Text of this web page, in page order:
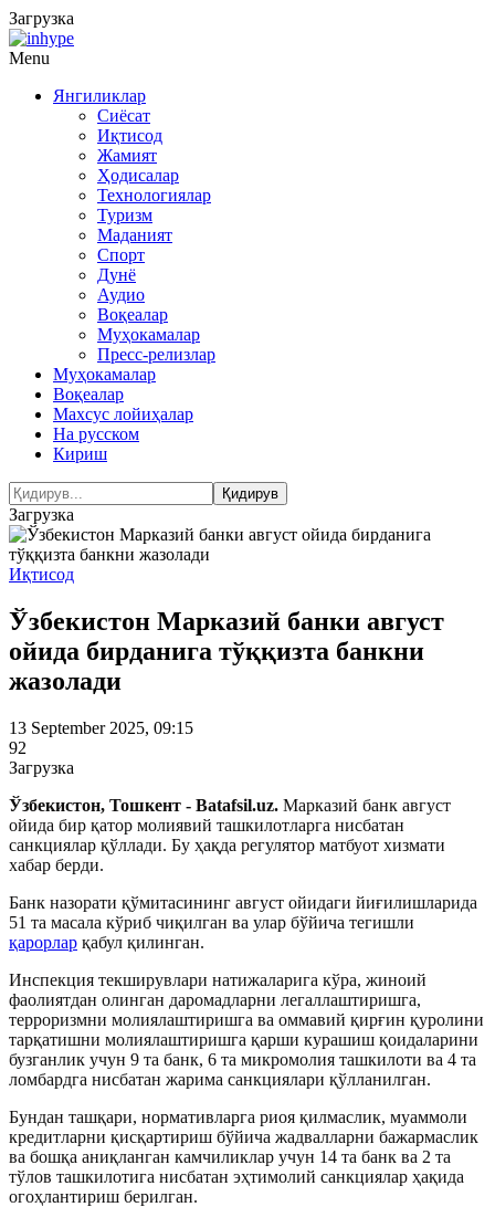
Загрузка
Menu
Янгиликлар
Сиёсат
Иқтисод
Жамият
Ҳодисалар
Технологиялар
Туризм
Маданият
Спорт
Дунё
Аудио
Воқеалар
Муҳокамалар
Пресс-релизлар
Муҳокамалар
Воқеалар
Махсус лойиҳалар
На русском
Кириш
Загрузка
Иқтисод
Ўзбекистон Марказий банки август
ойида бирданига тўққизта банкни
жазолади
13 September 2025, 09:15
92
Загрузка
Ўзбекистон, Тошкент - Batafsil.uz. Марказий банк август
ойида бир қатор молиявий ташкилотларга нисбатан
санкциялар қўллади. Бу ҳақда регулятор матбуот хизмати
хабар берди.
Банк назорати қўмитасининг август ойидаги йиғилишларида
51 та масала кўриб чиқилган ва улар бўйича тегишли
қарорлар қабул қилинган.
Инспекция текширувлари натижаларига кўра, жиноий
фаолиятдан олинган даромадларни легаллаштиришга,
терроризмни молиялаштиришга ва оммавий қирғин қуролини
тарқатишни молиялаштиришга қарши курашиш қоидаларини
бузганлик учун 9 та банк, 6 та микромолия ташкилоти ва 4 та
ломбардга нисбатан жарима санкциялари қўлланилган.
Бундан ташқари, нормативларга риоя қилмаслик, муаммоли
кредитларни қисқартириш бўйича жадвалларни бажармаслик
ва бошқа аниқланган камчиликлар учун 14 та банк ва 2 та
тўлов ташкилотига нисбатан эҳтимолий санкциялар ҳақида
огоҳлантириш берилган.